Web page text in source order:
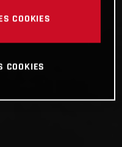
COOKIES
COOKIES